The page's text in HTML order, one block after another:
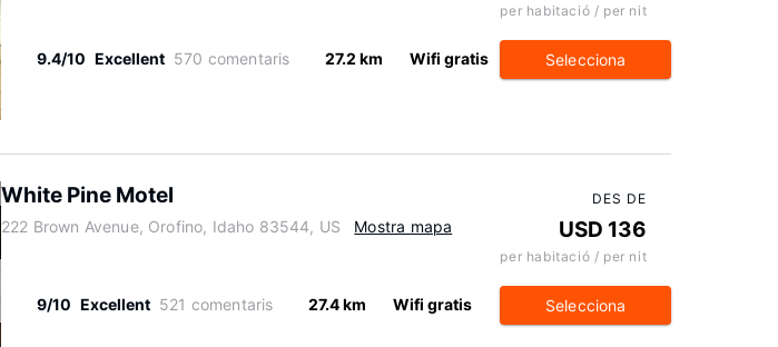
9.4/10 Excellent 570 comentaris 27.2 km Wifi gratis
per habitació / per nit
Selecciona
White Pine Motel
222 Brown Avenue, Orofino, Idaho 83544, US Mostra mapa
9/10 Excellent 521 comentaris 27.4 km Wifi gratis
DES DE
USD 136
per habitació / per nit
Selecciona